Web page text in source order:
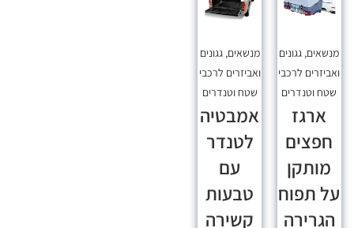
מנשאים, גגונים
ואביזרים לרכבי
שטח וטנדרים
ארגז
חפצים
מותקן
על תפוח
הגרירה
מנשאים, גגונים
ואביזרים לרכבי
שטח וטנדרים
אמבטיה
לטנדר
עם
טבעות
קשירה